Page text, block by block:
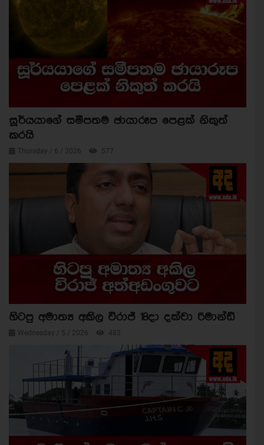
සූර්යයාගේ සමීපතම ඡායාරූප පෙළක් නිකුත්
කරයි
Thursday / 6 / 2026 577
හිටපු අමාත්‍ය අකිල විරාජ් 18දා දක්වා රිමාන්ඩ්
Wednesday / 5 / 2026 483